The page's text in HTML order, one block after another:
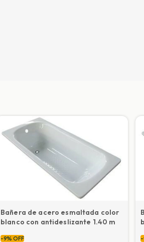
Bañera de acero esmaltada color
blanco con antideslizante 1.40 m
-9% OFF -